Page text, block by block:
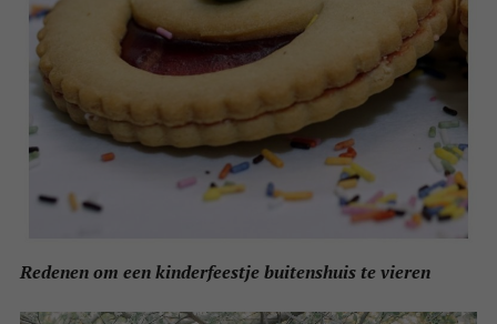
Redenen om een kinderfeestje buitenshuis te vieren